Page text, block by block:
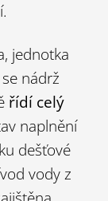
jednotka
nádrž
řídí celý
naplnění
dešťové
vody z